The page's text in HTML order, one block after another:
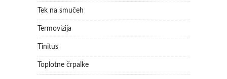
Tek na smučeh
Termovizija
Tinitus
Toplotne črpalke